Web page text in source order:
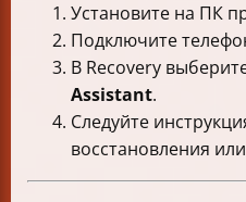
Установите на ПК
Подключите
В Recovery
Assistant.
Следуйте
восстановления